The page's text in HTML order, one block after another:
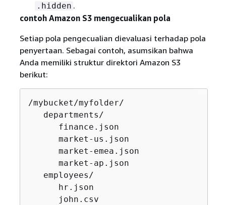
.hidden .
contoh Amazon S3 mengecualikan pola
Setiap pola pengecualian dievaluasi terhadap pola
penyertaan. Sebagai contoh, asumsikan bahwa
Anda memiliki struktur direktori Amazon S3
berikut:
/mybucket/myfolder/
   departments/
      finance.json
      market-us.json
      market-emea.json
      market-ap.json
   employees/
      hr.json
      john.csv